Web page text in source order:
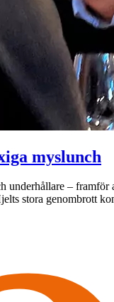
myslunch
–
stora genombrott